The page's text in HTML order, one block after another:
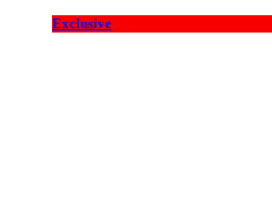
Exclusive